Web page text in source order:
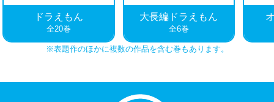
※表題作のほかに複数の作品を含む巻もあります。